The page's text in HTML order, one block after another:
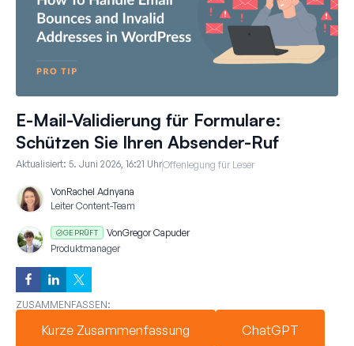
E-Mail-Validierung für Formulare:
Schützen Sie Ihren Absender-Ruf
Aktualisiert: 5. Juni 2026, 16:21 UhrOffenlegung für Leser
VonRachel Adnyana
Leiter Content-Team
GEPRÜFT VonGregor Capuder
Produktmanager
ZUSAMMENFASSEN:
Kurze Zusammenfassung ChatGPT